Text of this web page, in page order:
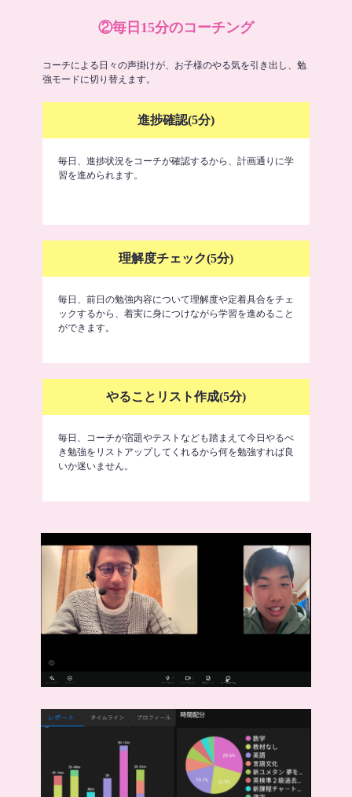
②毎日15分のコーチング
コーチによる日々の声掛けが、お子様のやる気を引き出し、勉
強モードに切り替えます。
進捗確認(5分)
毎日、進捗状況をコーチが確認するから、計画通りに学
習を進められます。
理解度チェック(5分)
毎日、前日の勉強内容について理解度や定着具合をチェ
ックするから、着実に身につけながら学習を進めること
ができます。
やることリスト作成(5分)
毎日、コーチが宿題やテストなども踏まえて今日やるべ
き勉強をリストアップしてくれるから何を勉強すれば良
いか迷いません。